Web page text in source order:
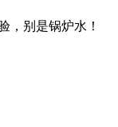
，别是锅炉水！